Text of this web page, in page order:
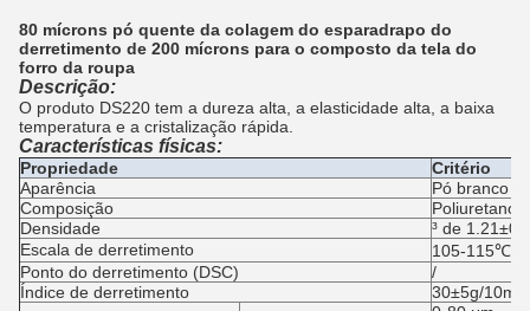
80 mícrons pó quente da colagem do esparadrapo do
derretimento de 200 mícrons para o composto da tela do
forro da roupa
Descrição:
O produto DS220 tem a dureza alta, a elasticidade alta, a baixa
temperatura e a cristalização rápida.
Características físicas:
Propriedade
Critério
Aparência
Pó branco
Composição
Poliuretano
Densidade
³ de
Escala de derretimento
105-115℃
Ponto do derretimento (DSC)
/
Índice de derretimento
30±5g/10min